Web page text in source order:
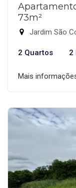
73m²
Jardim São
2 Quartos 2
Mais